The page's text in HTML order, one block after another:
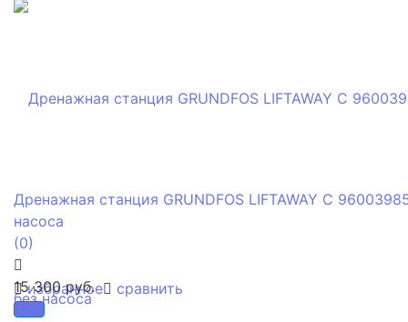
избранное сравнить
Дренажная станция GRUNDFOS LIFTAWAY C
насоса
(0)
15 300 руб.